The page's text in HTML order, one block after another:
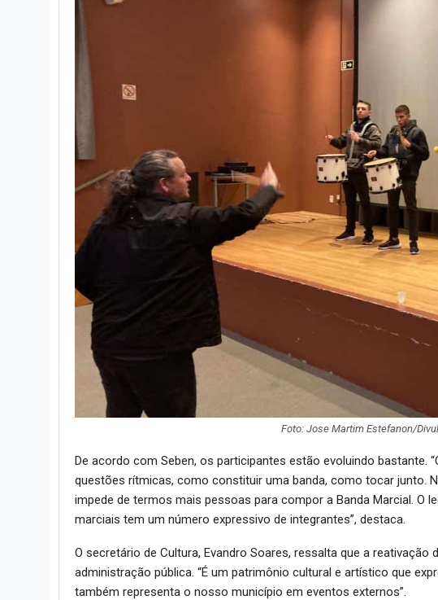
Foto: Jose Martim Estefanon/
De acordo com Seben, os participantes estão evoluindo bastante.
questões rítmicas, como constituir uma banda, como tocar junto.
impede de termos mais pessoas para compor a Banda Marcial. O
marciais tem um número expressivo de integrantes”, destaca.
O secretário de Cultura, Evandro Soares, ressalta que a reativação
administração pública. “É um patrimônio cultural e artístico que
também representa o nosso município em eventos externos”.